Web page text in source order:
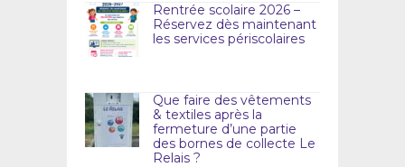
Rentrée scolaire 2026 –
Réservez dès maintenant
les services périscolaires
Que faire des vêtements
& textiles après la
fermeture d’une partie
des bornes de collecte Le
Relais ?